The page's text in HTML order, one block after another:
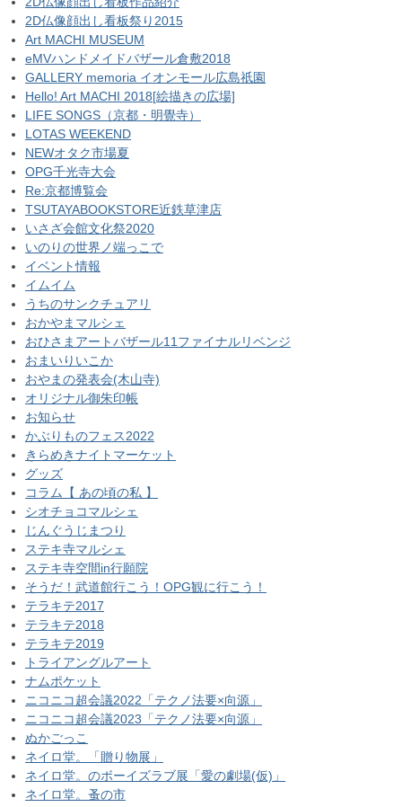
2D仏像顔出し看板祭り2015
Art MACHI MUSEUM
eMVハンドメイドバザール倉敷2018
GALLERY memoria イオンモール広島祇園
Hello! Art MACHI 2018[絵描きの広場]
LIFE SONGS（京都・明覺寺）
LOTAS WEEKEND
NEWオタク市場夏
OPG千光寺大会
Re:京都博覧会
TSUTAYABOOKSTORE近鉄草津店
いさざ会館文化祭2020
いのりの世界ノ端っこで
イベント情報
イムイム
うちのサンクチュアリ
おかやまマルシェ
おひさまアートバザール11ファイナルリベンジ
おまいりいこか
おやまの発表会(木山寺)
オリジナル御朱印帳
お知らせ
かぶりものフェス2022
きらめきナイトマーケット
グッズ
コラム【 あの頃の私 】
シオチョコマルシェ
じんぐうじまつり
ステキ寺マルシェ
ステキ寺空間in行願院
そうだ！武道館行こう！OPG観に行こう！
テラキテ2017
テラキテ2018
テラキテ2019
トライアングルアート
ナムポケット
ニコニコ超会議2022「テクノ法要×向源」
ニコニコ超会議2023「テクノ法要×向源」
ぬかごっこ
ネイロ堂。「贈り物展」
ネイロ堂。のボーイズラブ展「愛の劇場(仮)」
ネイロ堂。蚤の市